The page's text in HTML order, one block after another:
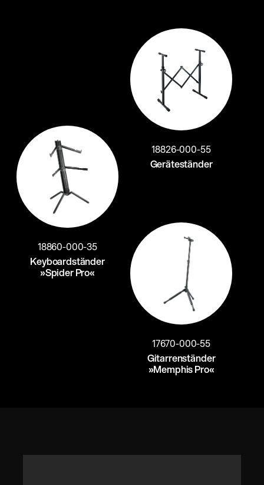
18860-000-35
Keyboardständer
»Spider Pro«
18826-000-55
Geräteständer
17670-000-55
Gitarrenständer
»Memphis Pro«